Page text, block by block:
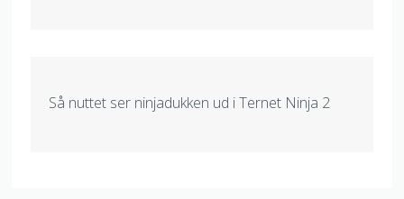
Så nuttet ser ninjadukken ud i Ternet Ninja 2